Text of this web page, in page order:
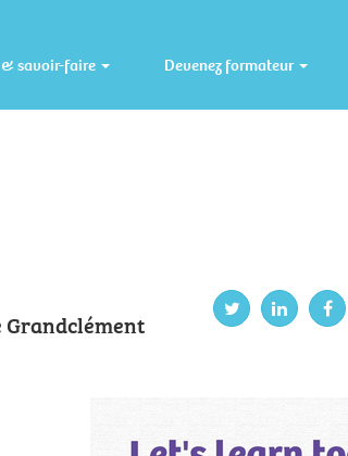
savoir-faire Devenez formateur